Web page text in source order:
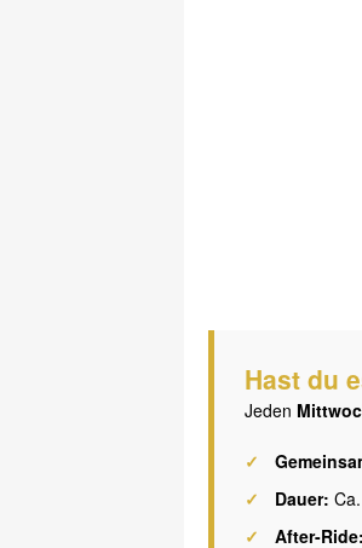
Hast du
Jeden
Dauer:
After-Ride: